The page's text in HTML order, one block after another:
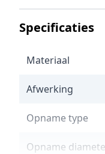
Specificaties
Materiaal
Afwerking
Opname type
Opname